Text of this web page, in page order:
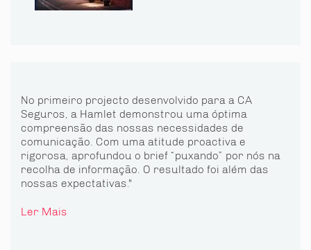
No primeiro projecto desenvolvido para a CA
Seguros, a Hamlet demonstrou uma óptima
compreensão das nossas necessidades de
comunicação. Com uma atitude proactiva e
rigorosa, aprofundou o brief “puxando” por nós na
recolha de informação. O resultado foi além das
nossas expectativas."
Ler Mais